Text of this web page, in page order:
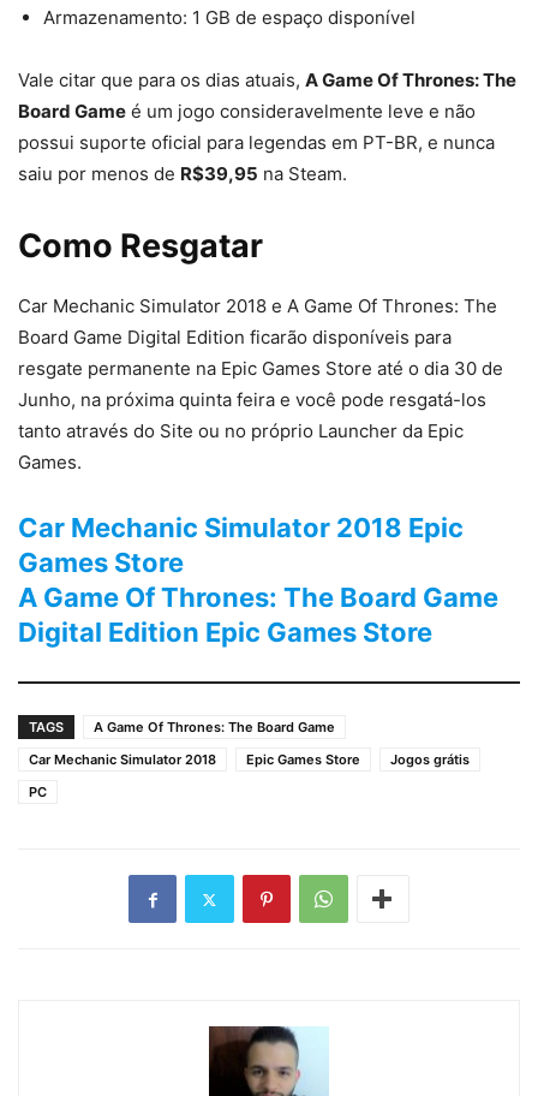
Armazenamento: 1 GB de espaço disponível
Vale citar que para os dias atuais, A Game Of Thrones: The
Board Game é um jogo consideravelmente leve e não
possui suporte oficial para legendas em PT-BR, e nunca
saiu por menos de R$39,95 na Steam.
Como Resgatar
Car Mechanic Simulator 2018 e A Game Of Thrones: The
Board Game Digital Edition ficarão disponíveis para
resgate permanente na Epic Games Store até o dia 30 de
Junho, na próxima quinta feira e você pode resgatá-los
tanto através do Site ou no próprio Launcher da Epic
Games.
Car Mechanic Simulator 2018 Epic
Games Store
A Game Of Thrones: The Board Game
Digital Edition Epic Games Store
TAGS
A Game Of Thrones: The Board Game
Car Mechanic Simulator 2018
Epic Games Store
Jogos grátis
PC